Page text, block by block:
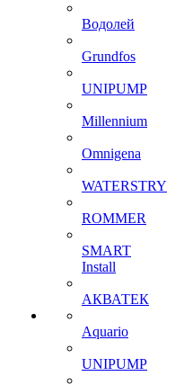
Водолей
Grundfos
UNIPUMP
Millennium
Omnigena
WATERSTRY
ROMMER
SMART
Install
АКВАТЕК
Aquario
UNIPUMP